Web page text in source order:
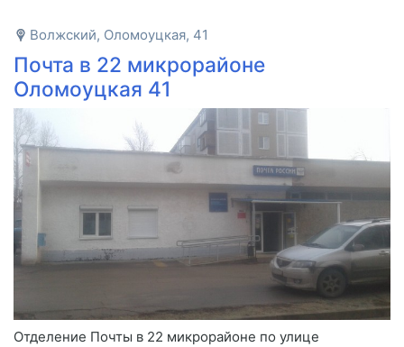
Волжский, Оломоуцкая, 41
Почта в 22 микрорайоне
Оломоуцкая 41
Отделение Почты в 22 микрорайоне по улице